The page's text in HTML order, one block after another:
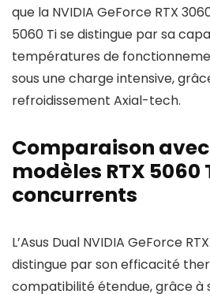
que la NVIDIA GeForce RTX 3060
5060 Ti se distingue par sa
températures de
sous une charge intensive,
refroidissement Axial-tech.
Comparaison
modèles RTX 5060
concurrents
L’Asus Dual NVIDIA GeForce
distingue par son efficacité
compatibilité étendue, grâce à